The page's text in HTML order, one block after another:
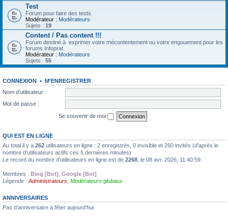
Test
Forum pour faire des tests.
Modérateur : Modérateurs
Sujets : 19
Content / Pas content !!!
Forum destiné à exprimer votre mécontentement ou votre engouement pour les
forums Infoprat.
Modérateur : Modérateurs
Sujets : 55
CONNEXION • M’ENREGISTRER
Nom d’utilisateur :
Mot de passe :
Se souvenir de moi
QUI EST EN LIGNE
Au total il y a 262 utilisateurs en ligne : 2 enregistrés, 0 invisible et 260 invités (d’après le
nombre d’utilisateurs actifs ces 5 dernières minutes)
Le record du nombre d’utilisateurs en ligne est de 2268 , le 08 avr. 2026, 11:40:59
Membres : Bing [Bot] Google [Bot]
Légende : Administrateurs Modérateurs globaux
ANNIVERSAIRES
Pas d’anniversaire à fêter aujourd’hui